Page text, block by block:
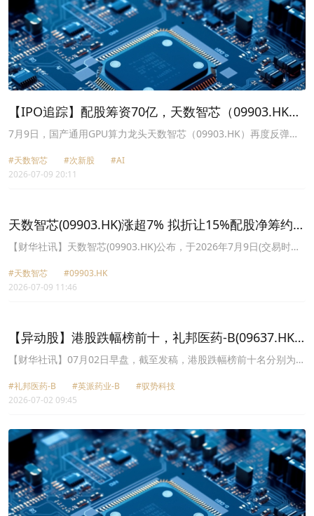
【IPO追踪】配股筹资70亿，天数智芯（09903.HK）
现金流告急还是长线布局？
7月9日，国产通用GPU算力龙头天数智芯（09903.HK）再度反弹，
两个交易日累涨9.92%。
#天数智芯 #次新股
#AI
2026-07-09 20:11
天数智芯(09903.HK)涨超7% 拟折让15%配股净筹约
70.34亿港元
【财华社讯】天数智芯(09903.HK)公布，于2026年7月9日(交易时段
的已发行H股及已发行股份总数(不包括任何库存股份)的约5.72%及约
5.52%。配售价每股476港元，较最后交易日收市价560港元折让约
60%将用于关键材料及零部件的战略性供应链韧性及采购规划；约
15%将用于加速现有产品的产品迭代及工程验证，以及加快推进下一
代产品的研发及商业化进程；约10%将用于提升全栈软件平台、模型
决方案；约10%将用于选择性战略投资及收购；约5%将用于营运资
金及一般企业用途。
#天数智芯
#09903.HK
2026-07-09 11:46
【异动股】港股跌幅榜前十，礼邦医药-B(09637.HK)
跌47.87%，英派药业-B(07630.HK)跌43.68%
【财华社讯】07月02日早盘，截至发稿，港股跌幅榜前十名分别为礼
43.68%、驭势科技(01511.HK)跌幅27.91%、广合科技(01989.HK)跌
幅18.80%、剑桥科技(06166.HK)跌幅18.42%、长飞光纤光缆
物-B(01779.HK)跌幅17.83%、北海康成-B(01228.HK)跌幅17.78%、
天数智芯(09903.HK)跌幅16.56%。
#礼邦医药-B #英派药业-B
#驭势科技
2026-07-02 09:45